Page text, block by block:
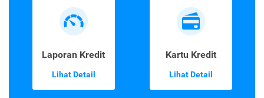
Laporan Kredit
Lihat Detail
Kartu Kredit
Lihat Detail